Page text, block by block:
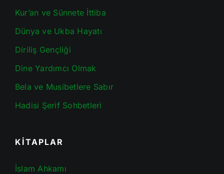
Kur’an ve Sünnete İttiba
Dünya ve Ukba Hayatı
Diriliş Gençliği
Dine Yardımcı Olmak
Bela ve Musibetlere Sabır
Hadisi Şerif Sohbetleri
KİTAPLAR
İslam Ahkamı